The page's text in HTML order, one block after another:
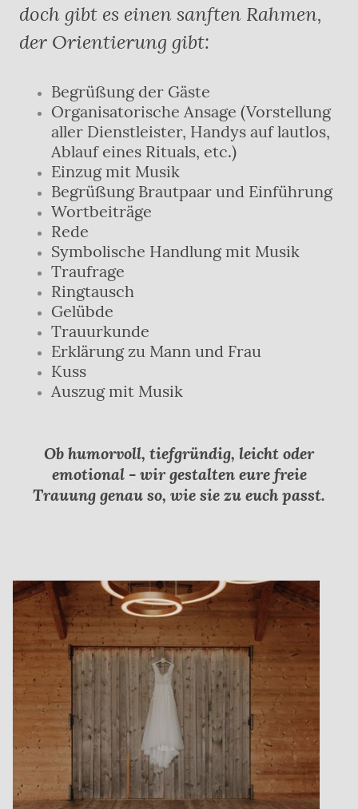
doch gibt es einen sanften Rahmen,
der Orientierung gibt:
Begrüßung der Gäste
Organisatorische Ansage (Vorstellung
aller Dienstleister, Handys auf lautlos,
Ablauf eines Rituals, etc.)
Einzug mit Musik
Begrüßung Brautpaar und Einführung
Wortbeiträge
Rede
Symbolische Handlung mit Musik
Traufrage
Ringtausch
Gelübde
Trauurkunde
Erklärung zu Mann und Frau
Kuss
Auszug mit Musik
Ob humorvoll, tiefgründig, leicht oder
emotional - wir gestalten eure freie
Trauung genau so, wie sie zu euch passt.